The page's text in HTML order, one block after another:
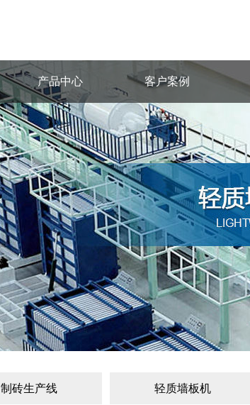
产品中心 客户案例
制砖生产线 轻质墙板机